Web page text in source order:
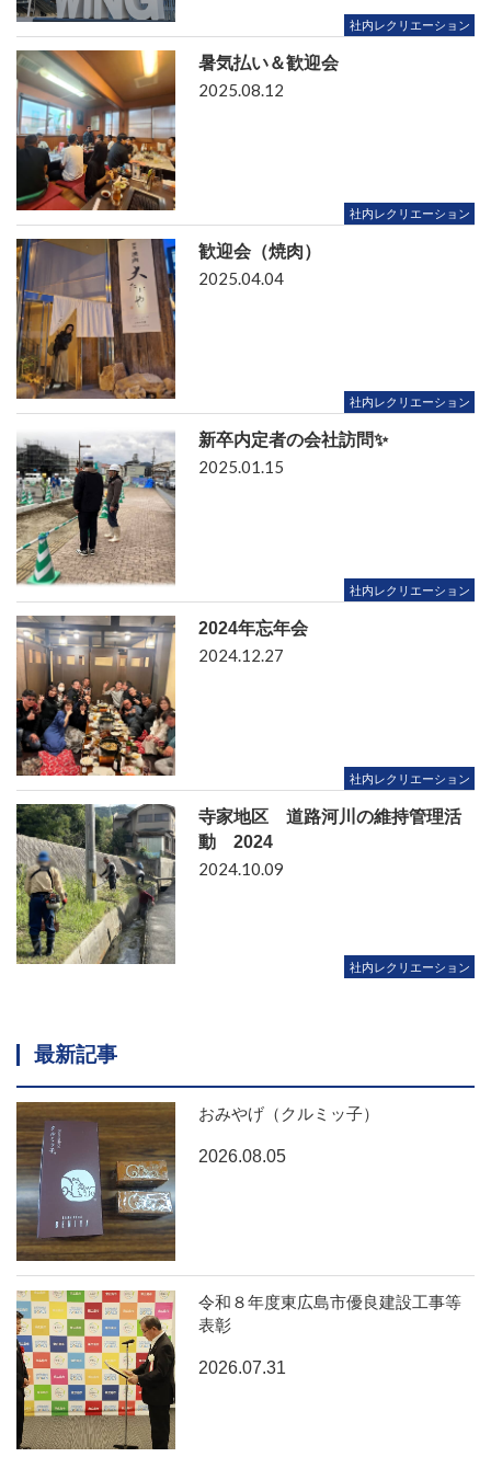
社内レクリエーション
暑気払い＆歓迎会
社内レクリエーション
2025.08.12
歓迎会（焼肉）
社内レクリエーション
2025.04.04
新卒内定者の会社訪問✨
社内レクリエーション
2025.01.15
2024年忘年会
社内レクリエーション
2024.12.27
寺家地区 道路河川の維持管理活
動 2024
社内レクリエーション
2024.10.09
最新記事
おみやげ（クルミッ子）
2026.08.05
令和８年度東広島市優良建設工事等
表彰
2026.07.31